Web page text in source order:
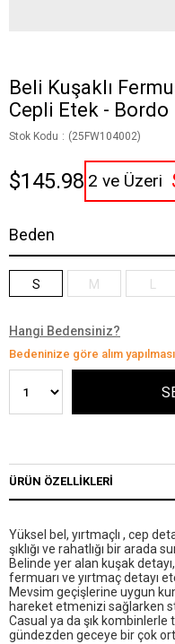
Beli Kuşaklı
Cepli Etek - Bordo
Stok Kodu (25FW104002)
$145.98 2 ve Üzeri
Beden
S M L
Hangi Bedensiniz?
Bedeninize göre alım
ÜRÜN ÖZELLIKLERI
Yüksel bel, yırtmaçlı , cep
şıklığı ve rahatlığı bir arada
Belinde yer alan kuşak
fermuarı ve yırtmaç detayı
Mevsim geçişlerine uygun
hareket etmenizi sağlarken
Casual ya da şık
gündezden geceye bir çok